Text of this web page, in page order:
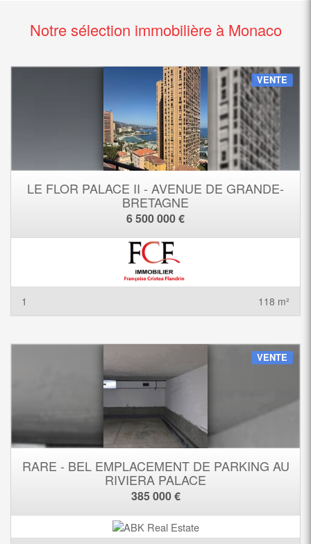
Notre sélection immobilière à Monaco
VENTE
LE FLOR PALACE II - AVENUE DE GRANDE-
BRETAGNE
6 500 000 €
1 118 m²
VENTE
RARE - BEL EMPLACEMENT DE PARKING AU
RIVIERA PALACE
385 000 €